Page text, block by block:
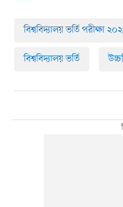
বিশ্ববিদ্যালয় ভর্তি পরীক্ষা
বিশ্ববিদ্যালয় ভর্তি